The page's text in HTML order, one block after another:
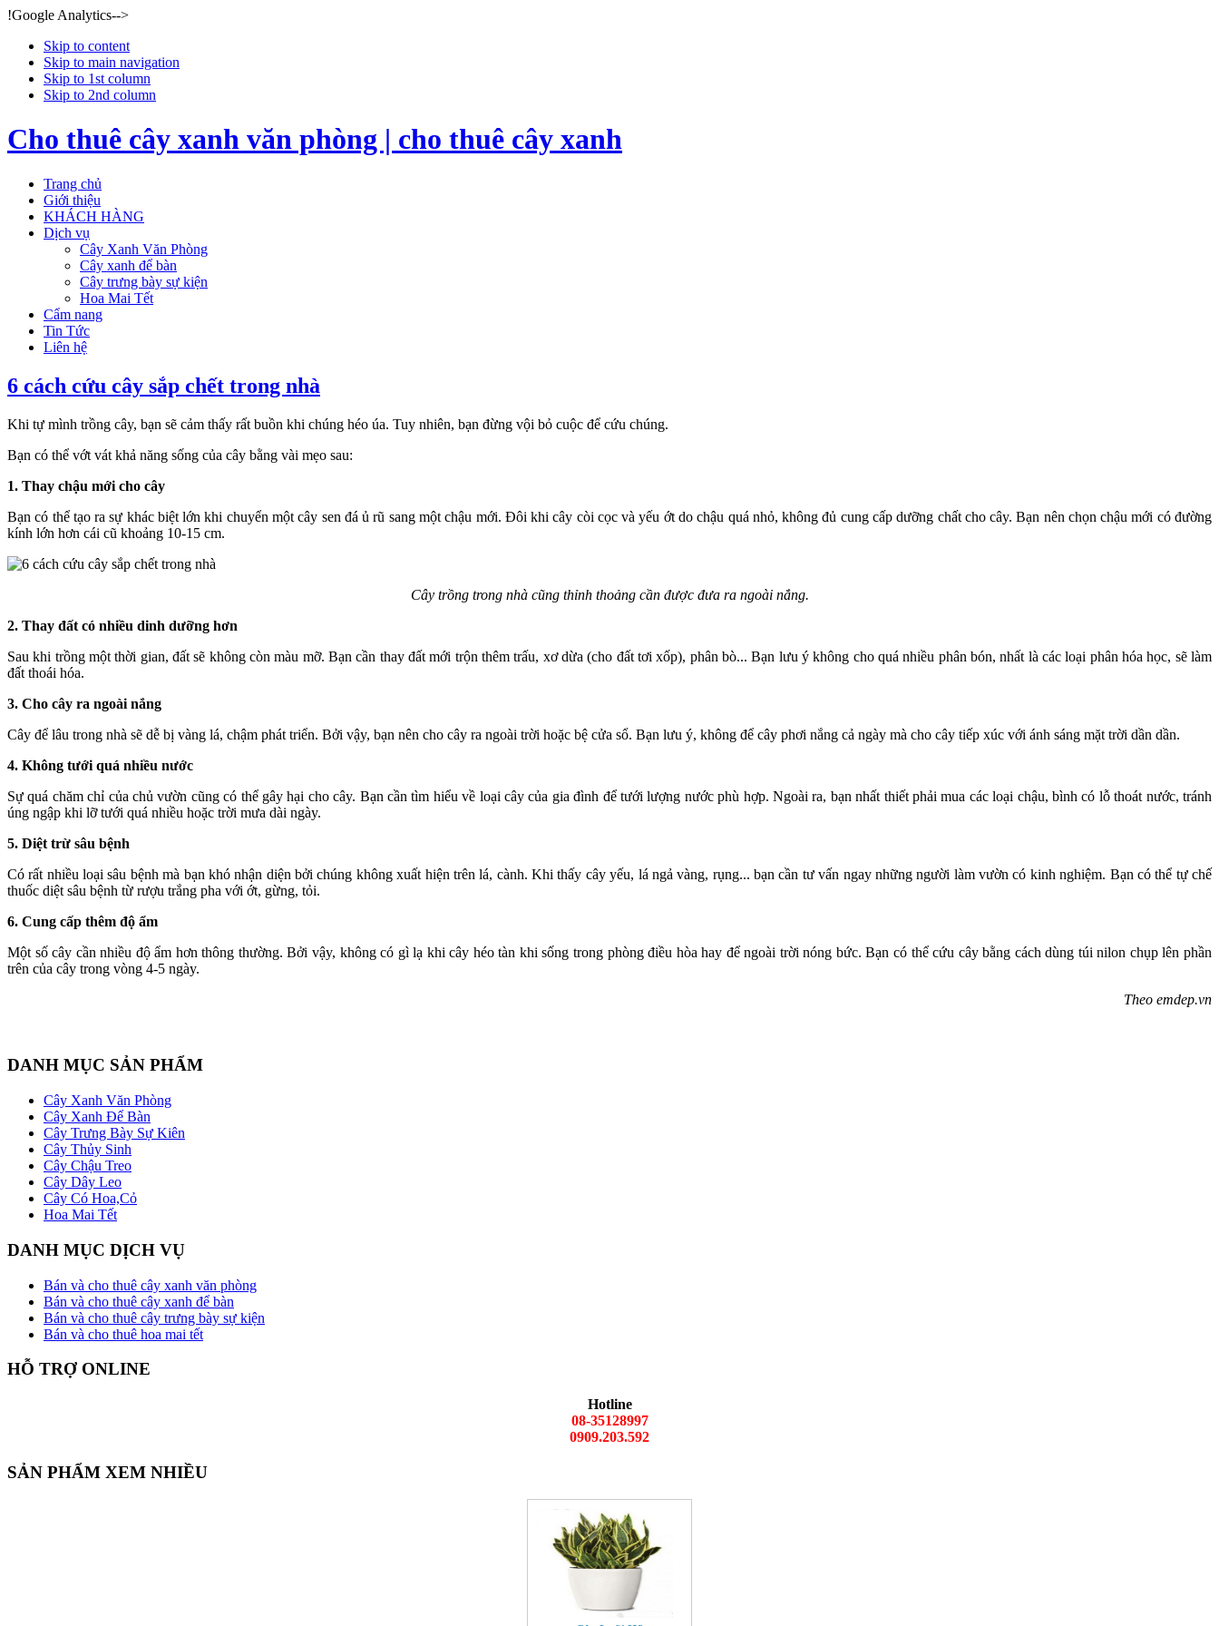
!Google Analytics-->
Skip to content
Skip to main navigation
Skip to 1st column
Skip to 2nd column
Cho thuê cây xanh văn phòng | cho thuê cây xanh
Trang chủ
Giới thiệu
KHÁCH HÀNG
Dịch vụ
Cây Xanh Văn Phòng
Cây xanh để bàn
Cây trưng bày sự kiện
Hoa Mai Tết
Cẩm nang
Tin Tức
Liên hệ
6 cách cứu cây sắp chết trong nhà
Khi tự mình trồng cây, bạn sẽ cảm thấy rất buồn khi chúng héo úa. Tuy nhiên, bạn đừng vội bỏ cuộc để cứu chúng.
Bạn có thể vớt vát khả năng sống của cây bằng vài mẹo sau:
1. Thay chậu mới cho cây
Bạn có thể tạo ra sự khác biệt lớn khi chuyển một cây sen đá ủ rũ sang một chậu mới. Đôi khi cây còi cọc và yếu ớt do chậu quá nhỏ, không đủ cung cấp dưỡng chất cho cây. Bạn nên chọn chậu mới có đường
kính lớn hơn cái cũ khoảng 10-15 cm.
Cây trồng trong nhà cũng thỉnh thoảng cần được đưa ra ngoài nắng.
2. Thay đất có nhiều dinh dưỡng hơn
Sau khi trồng một thời gian, đất sẽ không còn màu mỡ. Bạn cần thay đất mới trộn thêm trấu, xơ dừa (cho đất tơi xốp), phân bò... Bạn lưu ý không cho quá nhiều phân bón, nhất là các loại phân hóa học, sẽ làm
đất thoái hóa.
3. Cho cây ra ngoài nắng
Cây để lâu trong nhà sẽ dễ bị vàng lá, chậm phát triển. Bởi vậy, bạn nên cho cây ra ngoài trời hoặc bệ cửa sổ. Bạn lưu ý, không để cây phơi nắng cả ngày mà cho cây tiếp xúc với ánh sáng mặt trời dần dần.
4. Không tưới quá nhiều nước
Sự quá chăm chỉ của chủ vườn cũng có thể gây hại cho cây. Bạn cần tìm hiểu về loại cây của gia đình để tưới lượng nước phù hợp. Ngoài ra, bạn nhất thiết phải mua các loại chậu, bình có lỗ thoát nước, tránh
úng ngập khi lỡ tưới quá nhiều hoặc trời mưa dài ngày.
5. Diệt trừ sâu bệnh
Có rất nhiều loại sâu bệnh mà bạn khó nhận diện bởi chúng không xuất hiện trên lá, cành. Khi thấy cây yếu, lá ngả vàng, rụng... bạn cần tư vấn ngay những người làm vườn có kinh nghiệm. Bạn có thể tự chế
thuốc diệt sâu bệnh từ rượu trắng pha với ớt, gừng, tỏi.
6. Cung cấp thêm độ ẩm
Một số cây cần nhiều độ ẩm hơn thông thường. Bởi vậy, không có gì lạ khi cây héo tàn khi sống trong phòng điều hòa hay để ngoài trời nóng bức. Bạn có thể cứu cây bằng cách dùng túi nilon chụp lên phần
trên của cây trong vòng 4-5 ngày.
Theo emdep.vn
DANH MỤC SẢN PHẨM
Cây Xanh Văn Phòng
Cây Xanh Để Bàn
Cây Trưng Bày Sự Kiên
Cây Thủy Sinh
Cây Chậu Treo
Cây Dây Leo
Cây Có Hoa,Cỏ
Hoa Mai Tết
DANH MỤC DỊCH VỤ
Bán và cho thuê cây xanh văn phòng
Bán và cho thuê cây xanh để bàn
Bán và cho thuê cây trưng bày sự kiện
Bán và cho thuê hoa mai tết
HỖ TRỢ ONLINE
Hotline
08-35128997
0909.203.592
SẢN PHẨM XEM NHIỀU